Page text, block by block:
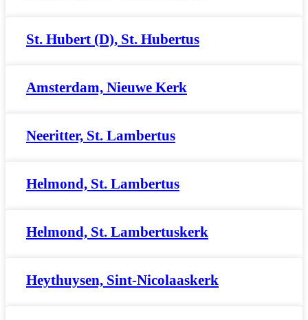
St. Hubert (D), St. Hubertus
Amsterdam, Nieuwe Kerk
Neeritter, St. Lambertus
Helmond, St. Lambertus
Helmond, St. Lambertuskerk
Heythuysen, Sint-Nicolaaskerk